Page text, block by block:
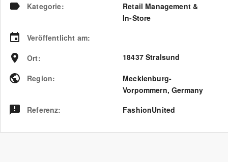
Kategorie:
Retail Management &
In-Store
Veröffentlicht am:
Ort: 18437 Stralsund
Region:
Mecklenburg-
Vorpommern,Germany
Referenz: FashionUnited